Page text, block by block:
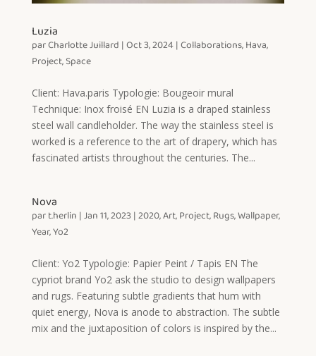
Luzia
parCharlotte Juillard |Oct 3, 2024|Collaborations,Hava,
Project,Space
Client: Hava.paris Typologie: Bougeoir mural
Technique: Inox froisé EN Luzia is a draped stainless
steel wall candleholder. The way the stainless steel is
worked is a reference to the art of drapery, which has
fascinated artists throughout the centuries. The...
Nova
part.herlin |Jan 11, 2023|2020,Art,Project,Rugs,Wallpaper,
Year,Yo2
Client: Yo2 Typologie: Papier Peint / Tapis EN The
cypriot brand Yo2 ask the studio to design wallpapers
and rugs. Featuring subtle gradients that hum with
quiet energy, Nova is anode to abstraction. The subtle
mix and the juxtaposition of colors is inspired by the...